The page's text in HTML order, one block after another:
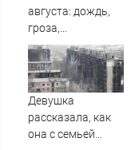
августа: дождь,
гроза,
порывистый
ветер
Девушка
рассказала, как
она с семьей